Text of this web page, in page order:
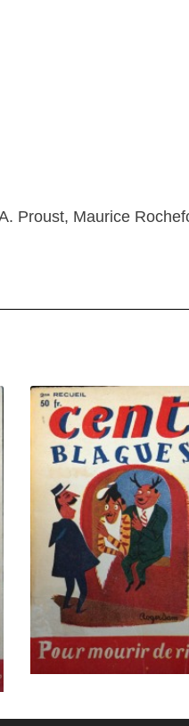
Proust, Maurice